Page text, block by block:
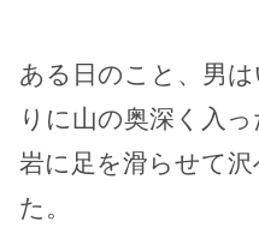
ある日のこと、男
りに山の奥深く入
岩に足を滑らせて
た。